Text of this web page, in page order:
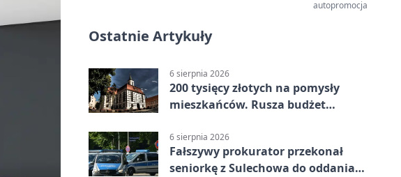
autopromocja
Ostatnie Artykuły
6 sierpnia 2026
200 tysięcy złotych na pomysły
mieszkańców. Rusza budżet
6 sierpnia 2026
Fałszywy prokurator przekonał
seniorkę z Sulechowa do oddania